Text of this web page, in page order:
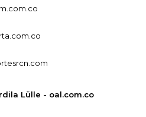
Lülle - oal.com.co